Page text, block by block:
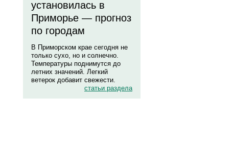
установилась в
Приморье — прогноз
по городам
В Приморском крае сегодня не
только сухо, но и солнечно.
Температуры поднимутся до
летних значений. Легкий
ветерок добавит свежести.
статьи раздела